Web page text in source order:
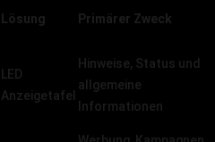
Lösung Primärer Zweck
LED
Anzeigetafel
Hinweise, Status und
allgemeine
Informationen